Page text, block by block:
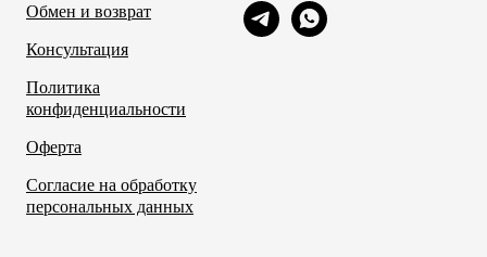
Обмен и возврат
Консультация
Политика
конфиденциальности
Оферта
Согласие на обработку
персональных данных